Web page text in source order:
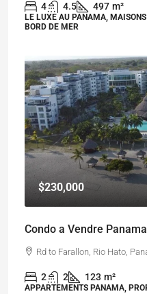
4 4.5 497 m²
LE LUXE AU PANAMA,
BORD DE MER
$230,000
Condo a Vendre
Rd to Farallon, Rio Hato,
2 2 123 m²
APPARTEMENTS PANAMA,